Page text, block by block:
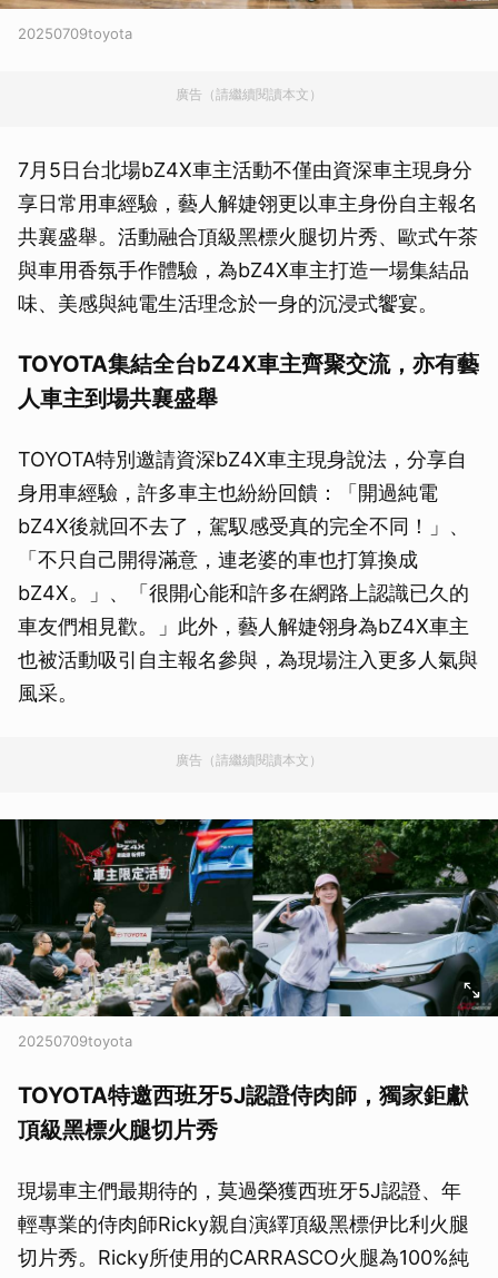
20250709toyota
廣告（請繼續閱讀本文）
7月5日台北場bZ4X車主活動不僅由資深車主現身分
享日常用車經驗，藝人解婕翎更以車主身份自主報名
共襄盛舉。活動融合頂級黑標火腿切片秀、歐式午茶
與車用香氛手作體驗，為bZ4X車主打造一場集結品
味、美感與純電生活理念於一身的沉浸式饗宴。
TOYOTA集結全台bZ4X車主齊聚交流，亦有藝
人車主到場共襄盛舉
TOYOTA特別邀請資深bZ4X車主現身說法，分享自
身用車經驗，許多車主也紛紛回饋：「開過純電
bZ4X後就回不去了，駕馭感受真的完全不同！」、
「不只自己開得滿意，連老婆的車也打算換成
bZ4X。」、「很開心能和許多在網路上認識已久的
車友們相見歡。」此外，藝人解婕翎身為bZ4X車主
也被活動吸引自主報名參與，為現場注入更多人氣與
風采。
廣告（請繼續閱讀本文）
20250709toyota
TOYOTA特邀西班牙5J認證侍肉師，獨家鉅獻
頂級黑標火腿切片秀
現場車主們最期待的，莫過榮獲西班牙5J認證、年
輕專業的侍肉師Ricky親自演繹頂級黑標伊比利火腿
切片秀。Ricky所使用的CARRASCO火腿為100%純